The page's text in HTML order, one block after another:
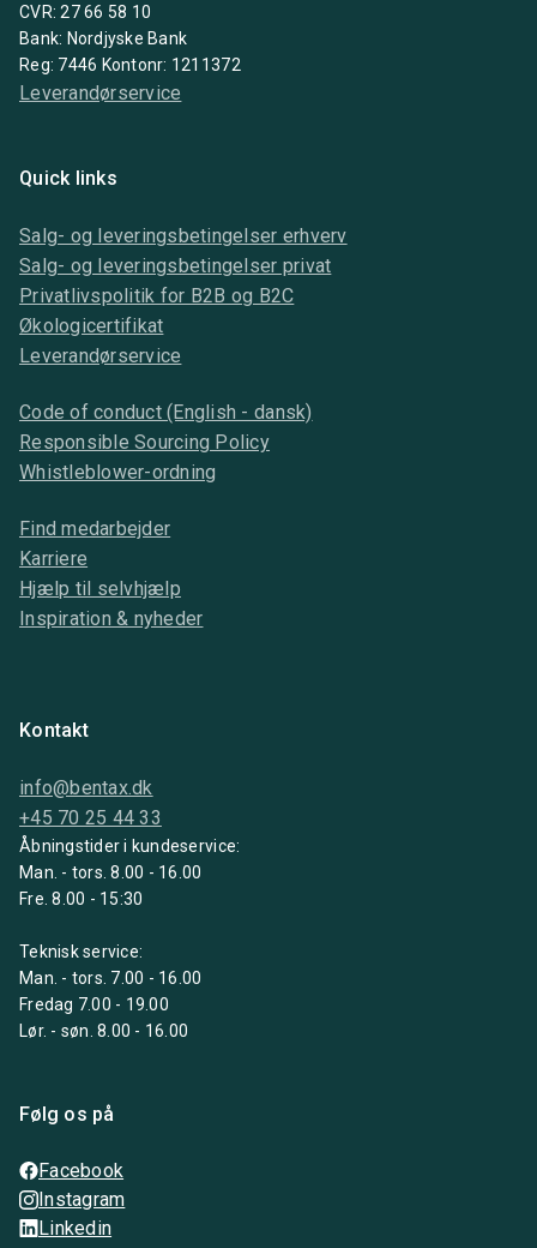
CVR: 27 66 58 10
Bank: Nordjyske Bank
Reg: 7446 Kontonr: 1211372
Leverandørservice
Quick links
Salg- og leveringsbetingelser erhverv
Salg- og leveringsbetingelser privat
Privatlivspolitik for B2B og B2C
Økologicertifikat
Leverandørservice
Code of conduct (English - dansk)
Responsible Sourcing Policy
Whistleblower-ordning
Find medarbejder
Karriere
Hjælp til selvhjælp
Inspiration & nyheder
Kontakt
info@bentax.dk
+45 70 25 44 33
Åbningstider i kundeservice:
Man. - tors. 8.00 - 16.00
Fre. 8.00 - 15:30
Teknisk service:
Man. - tors. 7.00 - 16.00
Fredag 7.00 - 19.00
Lør. - søn. 8.00 - 16.00
Følg os på
Facebook
Instagram
Linkedin